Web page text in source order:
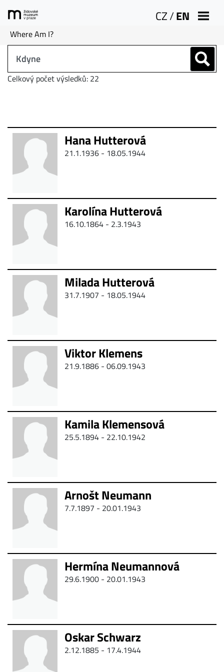
CZ/EN
Where Am I?
Celkový počet výsledků: 22
Hana Hutterová
21.1.1936 - 18.05.1944
Karolína Hutterová
16.10.1864 - 2.3.1943
Milada Hutterová
31.7.1907 - 18.05.1944
Viktor Klemens
21.9.1886 - 06.09.1943
Kamila Klemensová
25.5.1894 - 22.10.1942
Arnošt Neumann
7.7.1897 - 20.01.1943
Hermína Neumannová
29.6.1900 - 20.01.1943
Oskar Schwarz
2.12.1885 - 17.4.1944